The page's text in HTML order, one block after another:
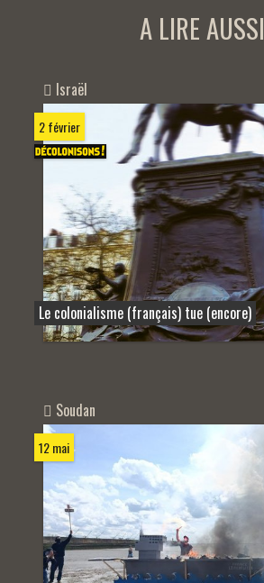
A LIRE AUSSI
Israël
2 février
Le colonialisme (français) tue (encore)
Soudan
12 mai